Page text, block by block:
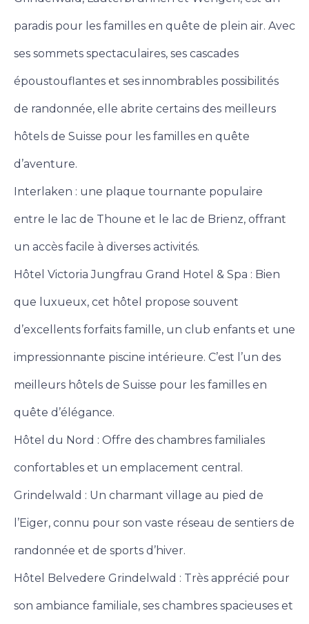
paradis pour les familles en quête de plein air. Avec
ses sommets spectaculaires, ses cascades
époustouflantes et ses innombrables possibilités
de randonnée, elle abrite certains des meilleurs
hôtels de Suisse pour les familles en quête
d’aventure.
Interlaken : une plaque tournante populaire
entre le lac de Thoune et le lac de Brienz, offrant
un accès facile à diverses activités.
Hôtel Victoria Jungfrau Grand Hotel & Spa : Bien
que luxueux, cet hôtel propose souvent
d’excellents forfaits famille, un club enfants et une
impressionnante piscine intérieure. C’est l’un des
meilleurs hôtels de Suisse pour les familles en
quête d’élégance.
Hôtel du Nord : Offre des chambres familiales
confortables et un emplacement central.
Grindelwald : Un charmant village au pied de
l’Eiger, connu pour son vaste réseau de sentiers de
randonnée et de sports d’hiver.
Hôtel Belvedere Grindelwald : Très apprécié pour
son ambiance familiale, ses chambres spacieuses et